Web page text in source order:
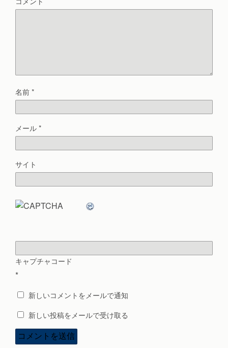
名前*
メール*
サイト
キャプチャコード
*
新しいコメントをメールで通知
新しい投稿をメールで受け取る